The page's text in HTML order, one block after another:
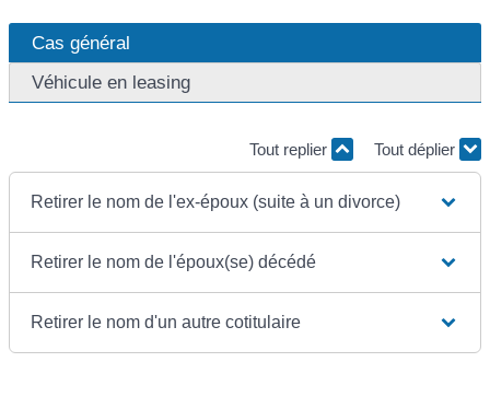
Cas général
Véhicule en leasing
Tout replier Tout déplier
Retirer le nom de l'ex-époux (suite à un divorce)
Retirer le nom de l'époux(se) décédé
Retirer le nom d'un autre cotitulaire